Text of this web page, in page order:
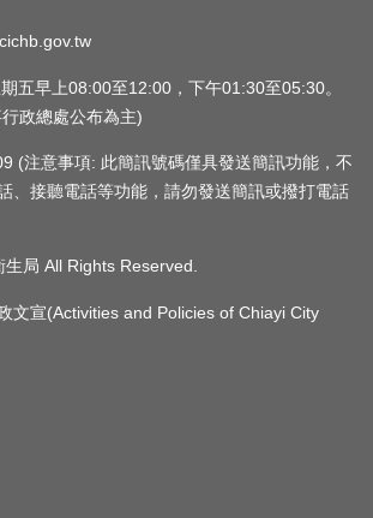
五早上08:00至12:00，下午01:30至05:30。
政總處公布為主)
(注意事項: 此簡訊號碼僅具發送簡訊功能，不
、接聽電話等功能，請勿發送簡訊或撥打電話
局 All Rights Reserved.
文宣(Activities and Policies of Chiayi City